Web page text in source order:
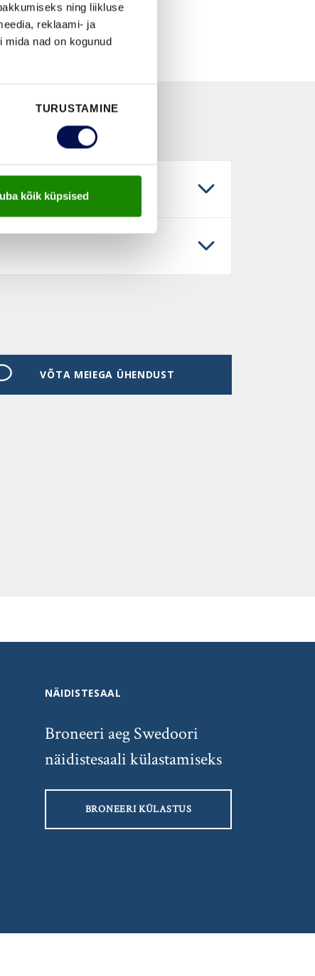
ning liikluse
reklaami- ja
mida nad on kogunud
TURUSTAMINE
kõik küpsised
VÕTA MEIEGA ÜHENDUST
NÄIDISTESAAL
Broneeri aeg Swedoori
näidistesaali külastamiseks
BRONEERI KÜLASTUS